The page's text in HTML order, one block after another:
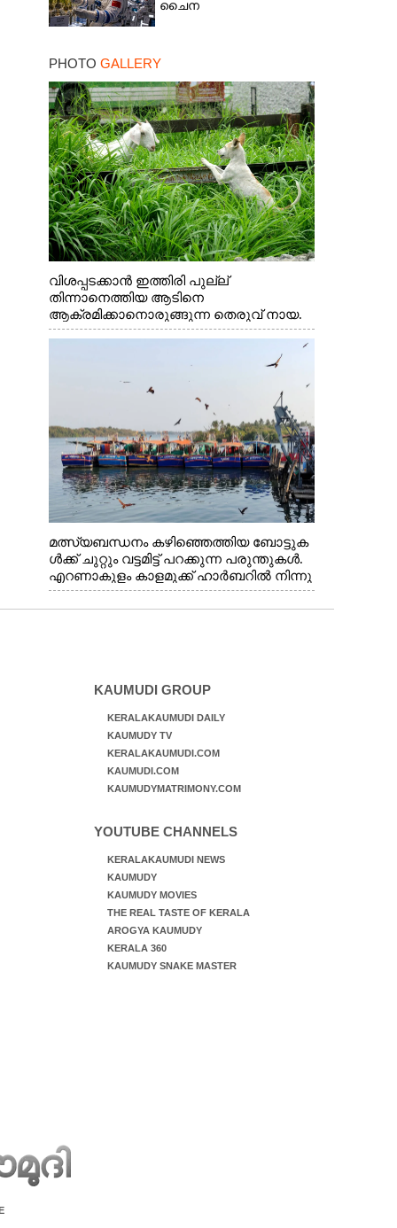
ചൈന
PHOTO GALLERY
വിശപ്പടക്കാൻ ഇത്തിരി പുല്ല്
തിന്നാനെത്തിയ ആടിനെ
ആക്രമിക്കാനൊരുങ്ങുന്ന തെരുവ് നായ.
എറണാകുളം വാത്തുരുത്തിയിൽ നിന്നുള്ള
മത്സ്യബന്ധനം കഴിഞ്ഞെത്തിയ ബോട്ടുക
ൾക്ക് ചുറ്റും വട്ടമിട്ട് പറക്കുന്ന പരുന്തുകൾ.
എറണാകുളം കാളമുക്ക് ഹാർബറിൽ നിന്നു
ള്ള കാഴ്ച
KAUMUDI GROUP
KERALAKAUMUDI DAILY
KAUMUDY TV
KERALAKAUMUDI.COM
KAUMUDI.COM
KAUMUDYMATRIMONY.COM
YOUTUBE CHANNELS
KERALAKAUMUDI NEWS
KAUMUDY
KAUMUDY MOVIES
THE REAL TASTE OF KERALA
AROGYA KAUMUDY
KERALA 360
KAUMUDY SNAKE MASTER